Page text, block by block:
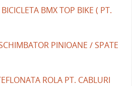
BMX TOP BIKE ( PT.
PINIOANE / SPATE
ROLA PT. CABLURI